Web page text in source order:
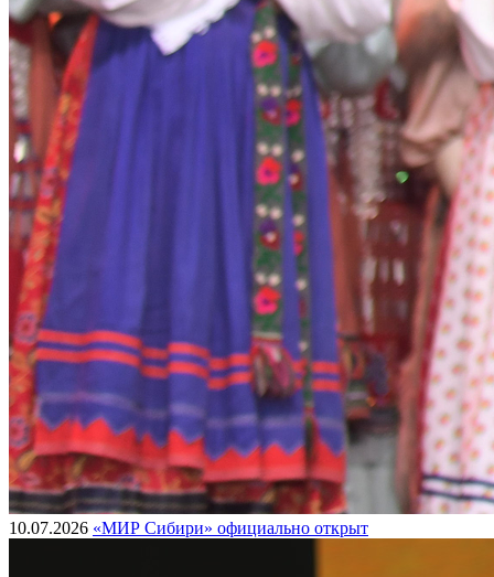
10.07.2026 «МИР Сибири» официально открыт